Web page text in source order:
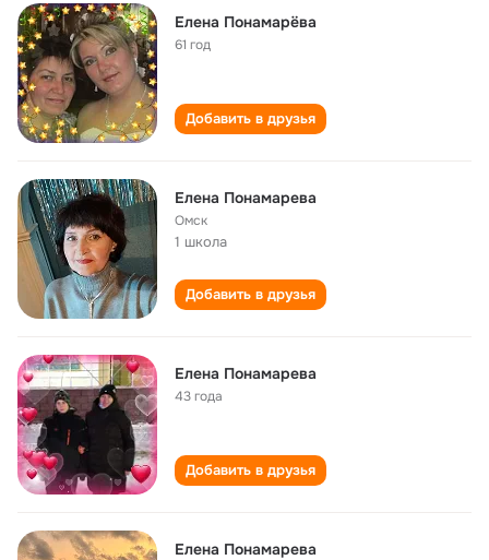
Елена Понамарёва
61 год
Добавить в друзья
Елена Понамарева
Омск
1 школа
Добавить в друзья
Елена Понамарева
43 года
Добавить в друзья
Елена Понамарева